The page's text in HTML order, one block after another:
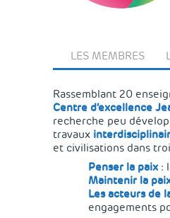
LES MEMBRES
Rassemblant 20
Centre d’excellence
recherche peu
travaux
et civilisations dans
Penser la paix :
Maintenir la
Les acteurs de
engagements